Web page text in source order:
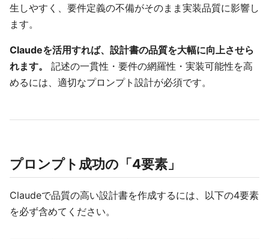
生しやすく、要件定義の不備がそのまま実装品質に影響し
ます。
Claudeを活用すれば、設計書の品質を大幅に向上させら
れます。
記述の一貫性・要件の網羅性・実装可能性を高
めるには、適切なプロンプト設計が必須です。
プロンプト成功の「4要素」
Claudeで品質の高い設計書を作成するには、以下の4要素
を必ず含めてください。